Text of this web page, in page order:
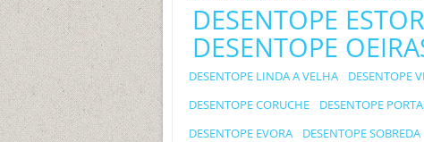
DESENTOPE
DESENTOPE
DESENTOPE LINDA A VELHA DESENTOPE
DESENTOPE CORUCHE
DESENTOPE
DESENTOPE EVORA
DESENTOPE SOBREDA